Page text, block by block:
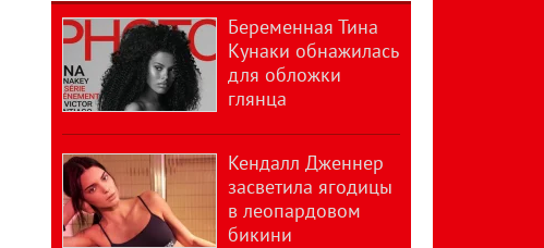
Беременная Тина
Кунаки обнажилась
для обложки
глянца
Кендалл Дженнер
засветила ягодицы
в леопардовом
бикини